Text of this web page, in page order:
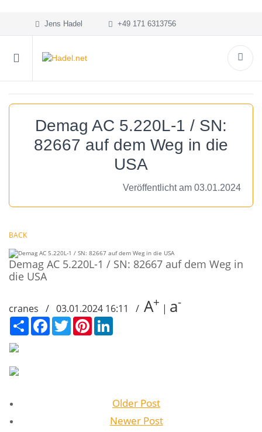
Jens Hadel +49 171 6313756
Demag AC 5.220L-1 / SN:
82667 auf dem Weg in die
USA
Veröffentlicht am 03.01.2024
BACK
Demag AC 5.220L-1 / SN: 82667 auf dem Weg in
die USA
cranes / 03.01.2024 16:11 / A+ | a-
СподелиFacebookTwitter Pinterest
Older Post
Newer Post